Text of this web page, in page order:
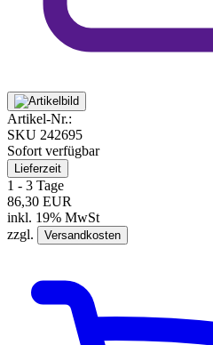
Artikel-Nr.:
SKU 242695
Sofort verfügbar
Lieferzeit
1 - 3 Tage
86,30 EUR
inkl. 19% MwSt
zzgl.
Versandkosten